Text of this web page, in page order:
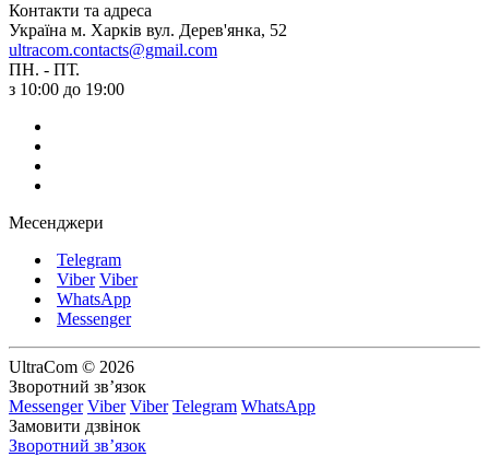
Контакти та адреса
Україна м. Харків вул. Дерев'янка, 52
ultracom.contacts@gmail.com
ПН. - ПТ.
з 10:00 до 19:00
Месенджери
Telegram
Viber Viber
WhatsApp
Messenger
UltraCom © 2026
Зворотний зв’язок
Messenger Viber Viber Telegram WhatsApp
Замовити дзвінок
Зворотний зв’язок